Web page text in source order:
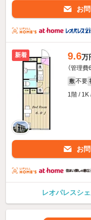
お
新着 9.6万
（管理費
敷 不要
1階 / 1K
お
レオパレスシ